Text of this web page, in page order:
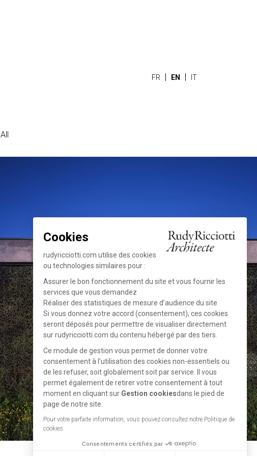
FR EN IT
All
Cookies
rudyricciotti.com utilise des cookies
ou technologies similaires pour :
Assurer le bon fonctionnement du site et vous fournir les
services que vous demandez
Réaliser des statistiques de mesure d’audience du site
Si vous donnez votre accord (consentement), ces cookies
seront déposés pour permettre de visualiser directement
sur rudyricciotti.com du contenu hébergé par des tiers.
Ce module de gestion vous permet de donner votre
consentement à l’utilisation des cookies non-essentiels ou
de les refuser, soit globalement soit par service. Il vous
permet également de retirer votre consentement à tout
moment en cliquant sur Gestion cookiesdans le pied de
page de notre site.
Pour votre parfaite information, vous pouvez consultez notre Politique de
cookies.
Consentements certifiés par